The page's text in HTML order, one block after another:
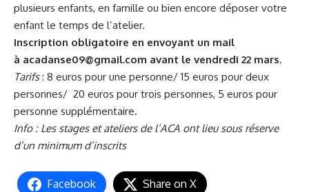
plusieurs enfants, en famille ou bien encore déposer votre
enfant le temps de l’atelier.
Inscription obligatoire en envoyant un mail
à acadanse09@gmail.com avant le vendredi 22 mars.
Tarifs: 8 euros pour une personne/ 15 euros pour deux
personnes/ 20 euros pour trois personnes, 5 euros pour
personne supplémentaire.
Info : Les stages et ateliers de l’ACA ont lieu sous réserve
d’un minimum d’inscrits
Facebook Share on X